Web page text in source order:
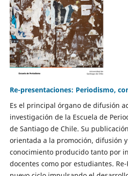
Re-presentaciones: Periodismo,
Es el principal órgano de difusión
investigación de la Escuela de
de Santiago de Chile. Su
orientada a la promoción, difusión
conocimiento producido tanto por
docentes como por estudiantes.